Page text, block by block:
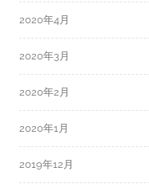
2020年4月
2020年3月
2020年2月
2020年1月
2019年12月